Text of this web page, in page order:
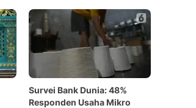
Survei Bank Dunia: 48%
Responden Usaha Mikro